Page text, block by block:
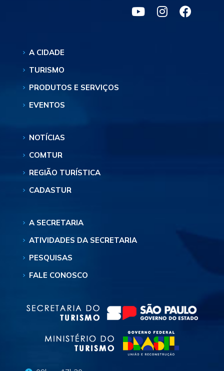
A CIDADE
TURISMO
PRODUTOS E SERVIÇOS
EVENTOS
NOTÍCIAS
COMTUR
REGIÃO TURÍSTICA
CADASTUR
A SECRETARIA
ATIVIDADES DA SECRETARIA
PESQUISAS
FALE CONOSCO